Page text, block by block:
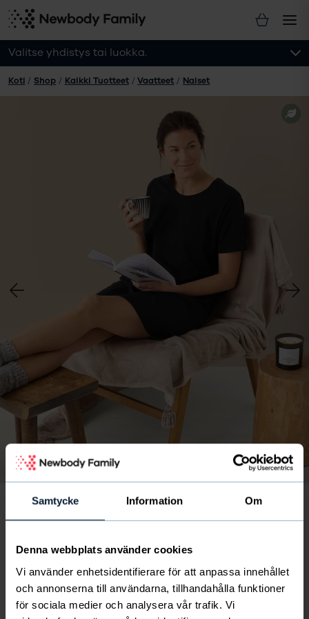
Samtycke Information Om
Denna webbplats använder cookies
Vi använder enhetsidentifierare för att anpassa innehållet
och annonserna till användarna, tillhandahålla funktioner
för sociala medier och analysera vår trafik. Vi
Valitse yhdistys tai luokka.
Koti / Shop / Kaikki Tuotteet / Vaatteet / Naiset
Kuva
//8
20€
suomen yhdistyselämä saa 5.5 €
Täydellinen arkimekko pehmeästä ja mukavasta